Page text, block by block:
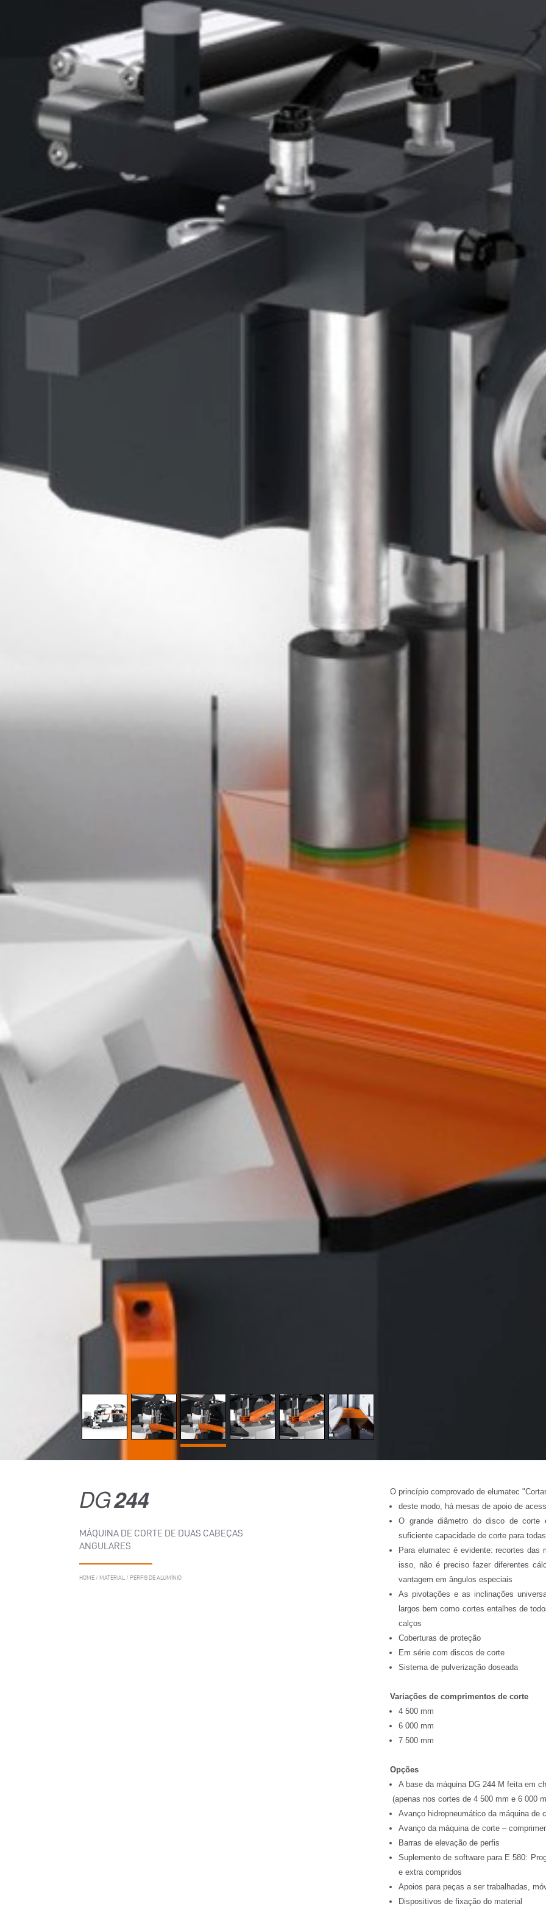
DG244
MÁQUINA DE CORTE DE DUAS CABEÇAS
ANGULARES
HOME/ MATERIAL/ PERFIS DE ALUMÍNIO
O princípio comprovado de elumatec
deste modo, há mesas de apoio de
O grande diâmetro do disco de corte
suficiente capacidade de corte para
Para elumatec é evidente: recortes das
isso, não é preciso fazer diferentes
vantagem em ângulos especiais
As pivotações e as inclinações
largos bem como cortes entalhes de
calços
Coberturas de proteção
Em série com discos de corte
Sistema de pulverização doseada
Variações de comprimentos de corte
4 500 mm
6 000 mm
7 500 mm
Opções
A base da máquina DG 244 M feita em
(apenas nos cortes de 4 500 mm e 6 000
Avanço hidropneumático da máquina de
Avanço da máquina de corte –
Barras de elevação de perfis
Suplemento de software para E 580:
e extra compridos
Apoios para peças a ser trabalhadas,
Dispositivos de fixação do material